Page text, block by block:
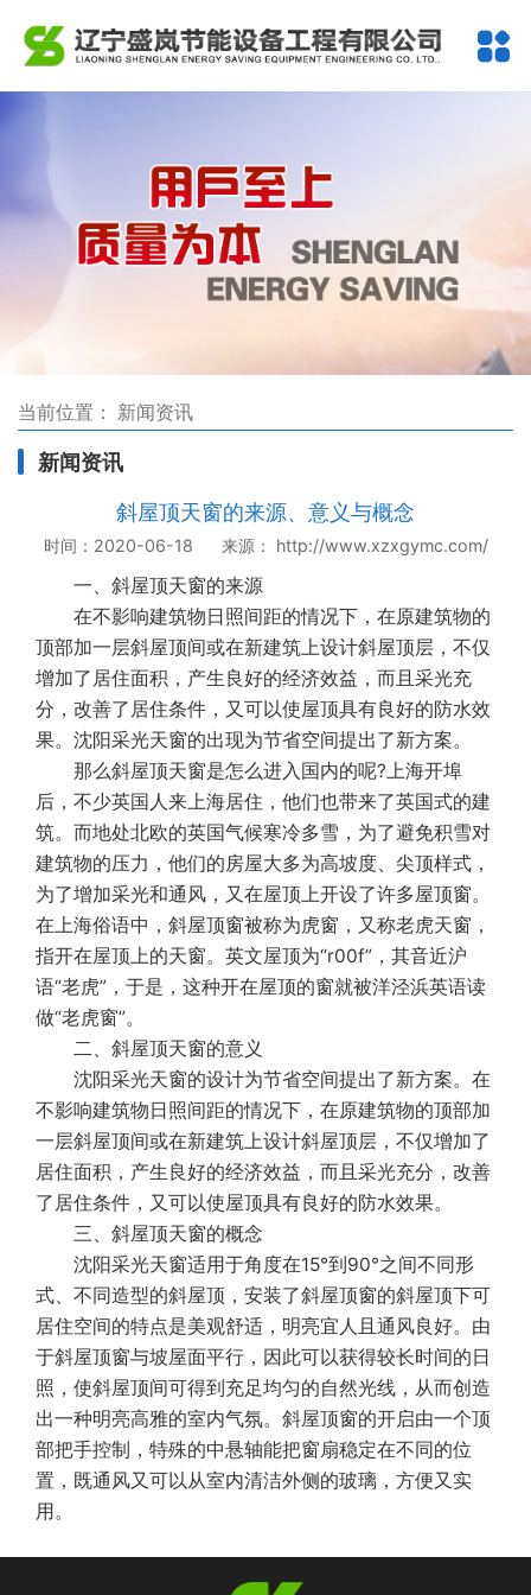
当前位置： 新闻资讯
新闻资讯
斜屋顶天窗的来源、意义与概念
时间：2020-06-18 来源： http://www.xzxgymc.com/
一、斜屋顶天窗的来源
在不影响建筑物日照间距的情况下，在原建筑物的
顶部加一层斜屋顶间或在新建筑上设计斜屋顶层，不仅
增加了居住面积，产生良好的经济效益，而且采光充
分，改善了居住条件，又可以使屋顶具有良好的防水效
果。沈阳采光天窗的出现为节省空间提出了新方案。
那么斜屋顶天窗是怎么进入国内的呢?上海开埠
后，不少英国人来上海居住，他们也带来了英国式的建
筑。而地处北欧的英国气候寒冷多雪，为了避免积雪对
建筑物的压力，他们的房屋大多为高坡度、尖顶样式，
为了增加采光和通风，又在屋顶上开设了许多屋顶窗。
在上海俗语中，斜屋顶窗被称为虎窗，又称老虎天窗，
指开在屋顶上的天窗。英文屋顶为“r00f”，其音近沪
语“老虎”，于是，这种开在屋顶的窗就被洋泾浜英语读
做“老虎窗”。
二、斜屋顶天窗的意义
沈阳采光天窗的设计为节省空间提出了新方案。在
不影响建筑物日照间距的情况下，在原建筑物的顶部加
一层斜屋顶间或在新建筑上设计斜屋顶层，不仅增加了
居住面积，产生良好的经济效益，而且采光充分，改善
了居住条件，又可以使屋顶具有良好的防水效果。
三、斜屋顶天窗的概念
沈阳采光天窗适用于角度在15°到90°之间不同形
式、不同造型的斜屋顶，安装了斜屋顶窗的斜屋顶下可
居住空间的特点是美观舒适，明亮宜人且通风良好。由
于斜屋顶窗与坡屋面平行，因此可以获得较长时间的日
照，使斜屋顶间可得到充足均匀的自然光线，从而创造
出一种明亮高雅的室内气氛。斜屋顶窗的开启由一个顶
部把手控制，特殊的中悬轴能把窗扇稳定在不同的位
置，既通风又可以从室内清洁外侧的玻璃，方便又实
用。